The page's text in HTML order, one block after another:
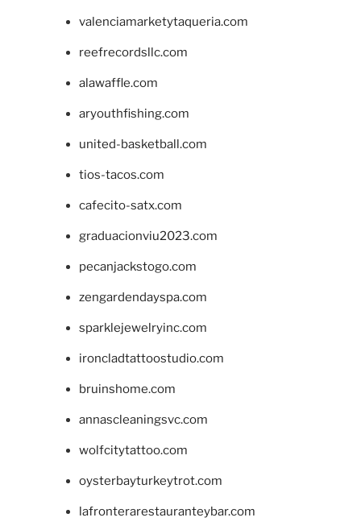
valenciamarketytaqueria.com
reefrecordsllc.com
alawaffle.com
aryouthfishing.com
united-basketball.com
tios-tacos.com
cafecito-satx.com
graduacionviu2023.com
pecanjackstogo.com
zengardendayspa.com
sparklejewelryinc.com
ironcladtattoostudio.com
bruinshome.com
annascleaningsvc.com
wolfcitytattoo.com
oysterbayturkeytrot.com
lafronterarestauranteybar.com